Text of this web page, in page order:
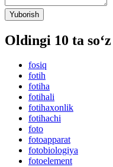
Yuborish
Oldingi 10 ta so‘z
fosiq
fotih
fotiha
fotihali
fotihaxonlik
fotihachi
foto
fotoapparat
fotobiologiya
fotoelement